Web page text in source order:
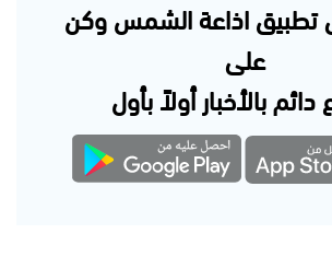
تطبيق اذاعة الشمس وكن
على
بالأخبار أولاً بأول